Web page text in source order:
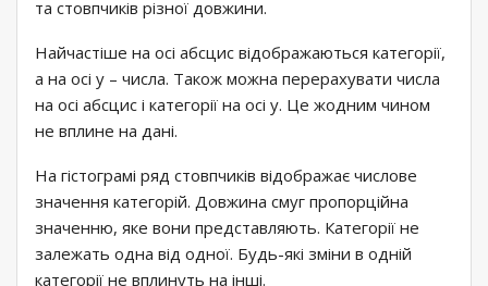
та стовпчиків різної довжини.
Найчастіше на осі абсцис відображаються категорії,
а на осі у – числа. Також можна перерахувати числа
на осі абсцис і категорії на осі у. Це жодним чином
не вплине на дані.
На гістограмі ряд стовпчиків відображає числове
значення категорій. Довжина смуг пропорційна
значенню, яке вони представляють. Категорії не
залежать одна від одної. Будь-які зміни в одній
категорії не вплинуть на інші.